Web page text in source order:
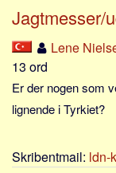
England.dk
Rusland.dk
JLKM.dk
Lande
Tyrkiet
Frankrig
Jagtmesser/
Lene
13 ord
Er der nogen som
lignende i Tyrkiet?
Skribentmail: ldn-